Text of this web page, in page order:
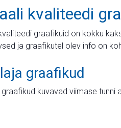
kvaliteedi
graafikuid on kokku
ja graafikutel olev info on
graafikud
kuvavad viimase tunni